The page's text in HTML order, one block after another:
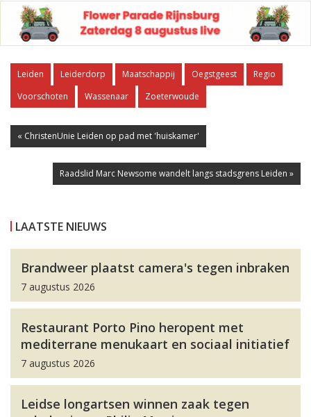
Leiden Leiderdorp Maatschappij Oegstgeest
Regio
Voorschoten
Wassenaar Zoeterwoude
« ChristenUnie Leiden op pad met 'huiskamer'
Raadslid Marc Newsome wandelt langs stadsgrens Leiden »
LAATSTE NIEUWS
Brandweer plaatst camera's tegen inbraken
7 augustus 2026
Restaurant Porto Pino heropent met
mediterrane menukaart en sociaal initiatief
7 augustus 2026
Leidse longartsen winnen zaak tegen